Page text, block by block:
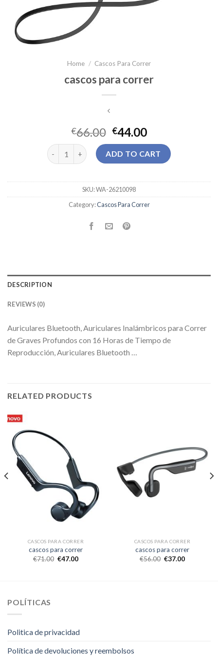
Home / Cascos Para Correr
cascos para correr
€66.00 €44.00
cascos para correr quantity
ADD TO CART
SKU:WA-26210098
Category:Cascos Para Correr
DESCRIPTION
REVIEWS (0)
Auriculares Bluetooth, Auriculares Inalámbricos para Correr
de Graves Profundos con 16 Horas de Tiempo de
Reproducción, Auriculares Bluetooth …
RELATED PRODUCTS
CASCOS PARA CORRER
cascos para correr
€71.00 €47.00
CASCOS PARA CORRER
cascos para correr
€56.00 €37.00
POLÍTICAS
Politica de privacidad
Política de devoluciones y reembolsos